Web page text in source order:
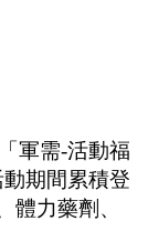
軍需-活動福
期間累積登
體力藥劑、